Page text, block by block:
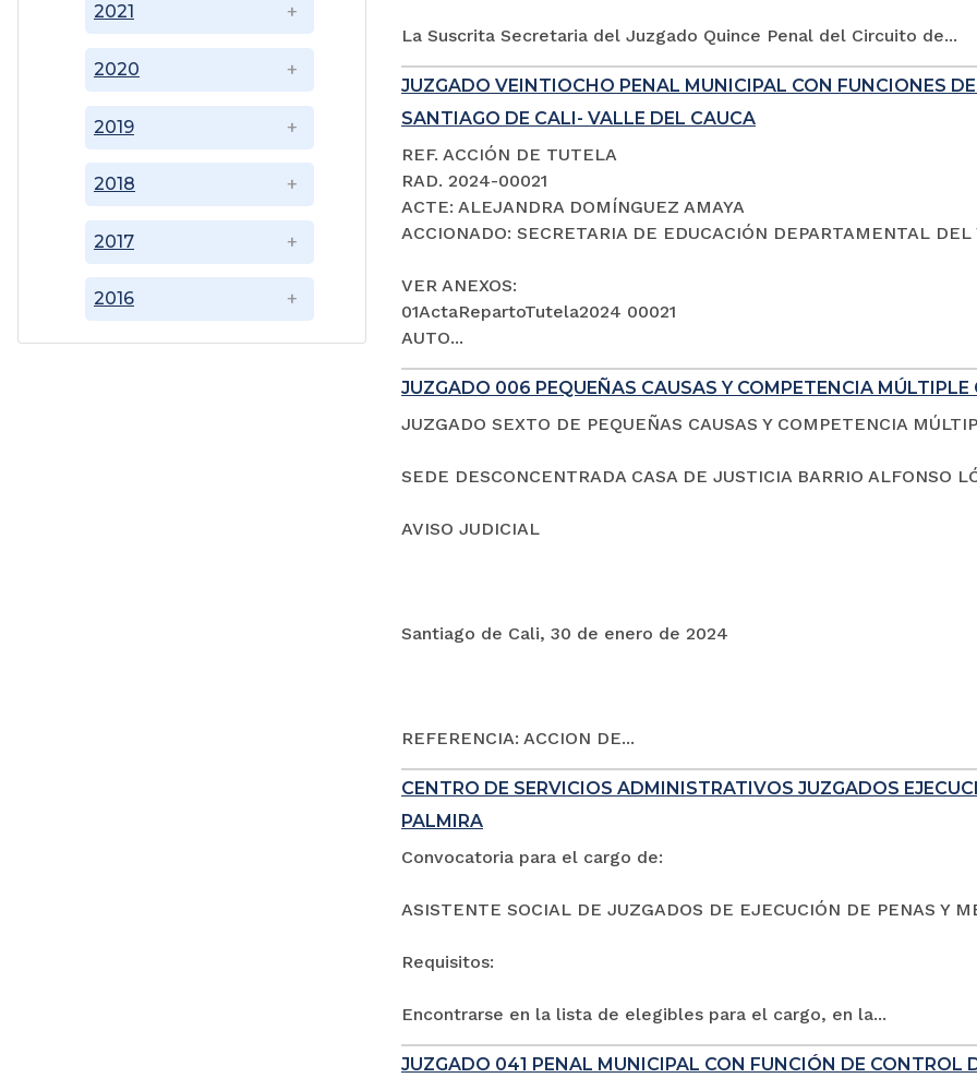
2016
2017
2018
2019
2020
2021
La Suscrita Secretaria del Juzgado Quince Penal del Circuito de...
JUZGADO VEINTIOCHO PENAL MUNICIPAL CON FUNCIONES
SANTIAGO DE CALI- VALLE DEL CAUCA
REF. ACCIÓN DE TUTELA
RAD. 2024-00021
ACTE: ALEJANDRA DOMÍNGUEZ AMAYA
ACCIONADO: SECRETARIA DE EDUCACIÓN DEPARTAMENTAL
VER ANEXOS:
01ActaRepartoTutela2024 00021
AUTO...
JUZGADO 006 PEQUEÑAS CAUSAS Y COMPETENCIA MÚLTIPLE
JUZGADO SEXTO DE PEQUEÑAS CAUSAS Y COMPETENCIA
SEDE DESCONCENTRADA CASA DE JUSTICIA BARRIO ALFONSO
AVISO JUDICIAL
Santiago de Cali, 30 de enero de 2024
REFERENCIA: ACCION DE...
CENTRO DE SERVICIOS ADMINISTRATIVOS JUZGADOS
PALMIRA
Convocatoria para el cargo de:
ASISTENTE SOCIAL DE JUZGADOS DE EJECUCIÓN DE PENAS Y
Requisitos:
Encontrarse en la lista de elegibles para el cargo, en la...
JUZGADO 041 PENAL MUNICIPAL CON FUNCIÓN DE CONTROL